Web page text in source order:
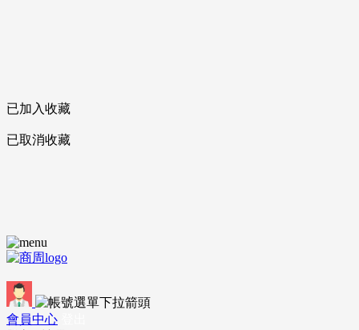
已加入收藏
已取消收藏
會員中心